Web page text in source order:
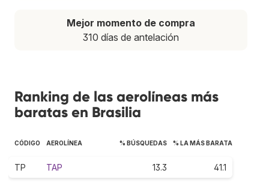
Mejor momento de compra
310 días de antelación
Ranking de las aerolíneas más
baratas en Brasilia
CÓDIGO AEROLÍNEA % BÚSQUEDAS % LA MÁS BARATA
TP TAP 13.3 41.1